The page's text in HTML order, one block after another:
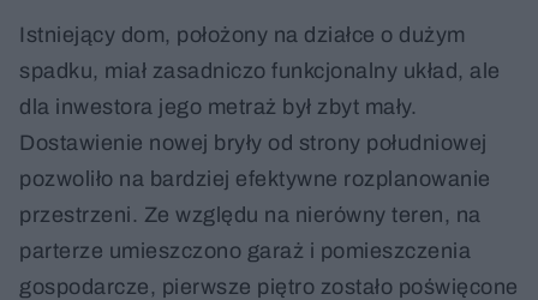
Istniejący dom, położony na działce o dużym
spadku, miał zasadniczo funkcjonalny układ, ale
dla inwestora jego metraż był zbyt mały.
Dostawienie nowej bryły od strony południowej
pozwoliło na bardziej efektywne rozplanowanie
przestrzeni. Ze względu na nierówny teren, na
parterze umieszczono garaż i pomieszczenia
gospodarcze, pierwsze piętro zostało poświęcone